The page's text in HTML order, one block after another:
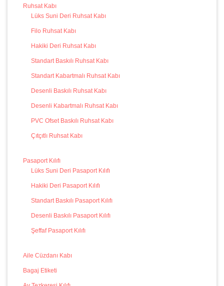
Ruhsat Kabı
Lüks Suni Deri Ruhsat Kabı
Filo Ruhsat Kabı
Hakiki Deri Ruhsat Kabı
Standart Baskılı Ruhsat Kabı
Standart Kabartmalı Ruhsat Kabı
Desenli Baskılı Ruhsat Kabı
Desenli Kabartmalı Ruhsat Kabı
PVC Ofset Baskılı Ruhsat Kabı
Çıtçıtlı Ruhsat Kabı
Pasaport Kılıfı
Lüks Suni Deri Pasaport Kılıfı
Hakiki Deri Pasaport Kılıfı
Standart Baskılı Pasaport Kılıfı
Desenli Baskılı Pasaport Kılıfı
Şeffaf Pasaport Kılıfı
Aile Cüzdanı Kabı
Bagaj Etiketi